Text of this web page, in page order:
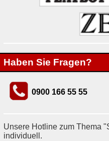
Haben Sie Fragen?
0900 166 55 55
Unsere Hotline zum Thema
individuell.